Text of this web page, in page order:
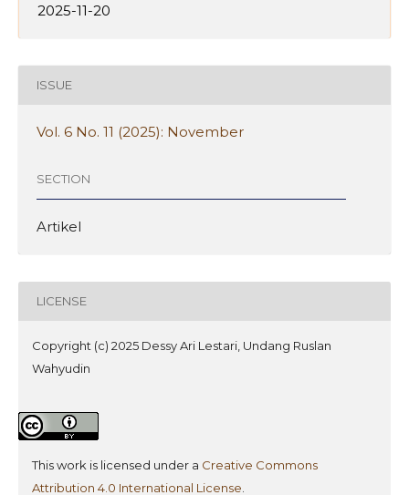
2025-11-20
ISSUE
Vol. 6 No. 11 (2025): November
SECTION
Artikel
LICENSE
Copyright (c) 2025 Dessy Ari Lestari, Undang Ruslan
Wahyudin
This work is licensed under a Creative Commons
Attribution 4.0 International License